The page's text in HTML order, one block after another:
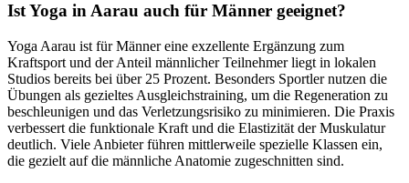
Ist Yoga in Aarau auch für Männer geeignet?
Yoga Aarau ist für Männer eine exzellente Ergänzung zum
Kraftsport und der Anteil männlicher Teilnehmer liegt in lokalen
Studios bereits bei über 25 Prozent. Besonders Sportler nutzen die
Übungen als gezieltes Ausgleichstraining, um die Regeneration zu
beschleunigen und das Verletzungsrisiko zu minimieren. Die Praxis
verbessert die funktionale Kraft und die Elastizität der Muskulatur
deutlich. Viele Anbieter führen mittlerweile spezielle Klassen ein,
die gezielt auf die männliche Anatomie zugeschnitten sind.